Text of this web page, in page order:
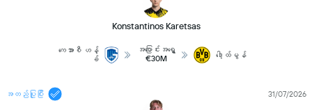
Konstantinos Karetsas
ကေအာစီ ဟန့်
ခ်
အပြောင်းအရွှေ့
€30M
ဒေါ့ထ်မွန်
အတည်ပြုပြီး 31/07/2026